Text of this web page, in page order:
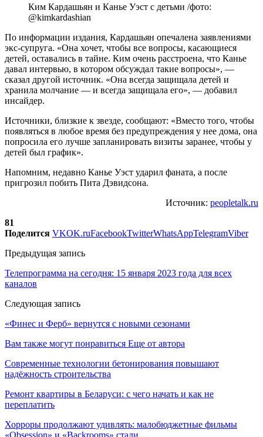
Ким Кардашьян и Канье Уэст с детьми /фото:
@kimkardashian
По информации издания, Кардашьян опечалена заявлениями
экс-супруга. «Она хочет, чтобы все вопросы, касающиеся
детей, оставались в тайне. Ким очень расстроена, что Канье
давал интервью, в котором обсуждал такие вопросы», —
сказал другой источник. «Она всегда защищала детей и
хранила молчание — и всегда защищала его», — добавил
инсайдер.
Источники, близкие к звезде, сообщают: «Вместо того, чтобы
появляться в любое время без предупреждения у нее дома, она
попросила его лучше запланировать визиты заранее, чтобы у
детей был график».
Напомним, недавно Канье Уэст ударил фаната, а после
пригрозил побить Пита Дэвидсона.
Источник: peopletalk.ru
81
Поделится VKOK.ruFacebookTwitterWhatsAppTelegramViber
Предыдущая запись
Телепрограмма на сегодня: 15 января 2023 года для всех
каналов
Следующая запись
«Финес и Ферб» вернутся с новыми сезонами
Вам также могут понравиться Еще от автора
Современные технологии бетонирования повышают
надёжность строительства
Ремонт квартиры в Беларуси: с чего начать и как не
переплатить
Хорроры продолжают удивлять: малобюджетные фильмы
«Obsession» и «Backrooms» стали…